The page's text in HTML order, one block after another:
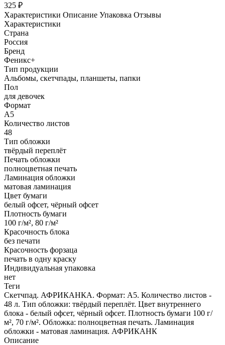
325 ₽
Характеристики Описание Упаковка Отзывы
Характеристики
Страна
Россия
Бренд
Феникс+
Тип продукции
Альбомы, скетчпады, планшеты, папки
Пол
для девочек
Формат
А5
Количество листов
48
Тип обложки
твёрдый переплёт
Печать обложки
полноцветная печать
Ламинация обложки
матовая ламинация
Цвет бумаги
белый офсет, чёрный офсет
Плотность бумаги
100 г/м², 80 г/м²
Красочность блока
без печати
Красочность форзаца
печать в одну краску
Индивидуальная упаковка
нет
Теги
Скетчпад. АФРИКАНКА. Формат: А5. Количество листов -
48 л. Тип обложки: твёрдый переплёт. Цвет внутреннего
блока - белый офсет, чёрный офсет. Плотность бумаги 100 г/
м², 70 г/м². Обложка: полноцветная печать. Ламинация
обложки - матовая ламинация. АФРИКАНК
Описание